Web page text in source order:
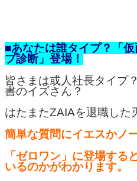
■あなたは誰タイプ？「
プ診断」登場！
皆さまは或人社長タイプ
書のイズさん？
はたまたZAIAを退職した
簡単な質問にイエスかノ
「ゼロワン」に登場する
いるのかがわかります。